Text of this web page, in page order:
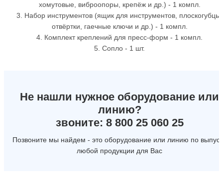
хомутовые, виброопоры, крепёж и др.) - 1 компл.
3. Набор инструментов (ящик для инструментов, плоскогубцы,
отвёртки, гаечные ключи и др.) - 1 компл.
4. Комплект креплений для пресс-форм - 1 компл.
5. Сопло - 1 шт.
Не нашли нужное оборудование или
линию?
звоните: 8 800 25 060 25
Позвоните мы найдем - это оборудование или линию по
любой продукции для Вас